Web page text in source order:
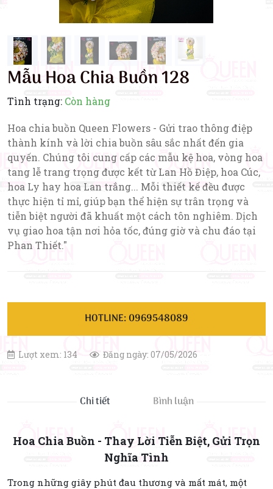
Mẫu Hoa Chia Buồn 128
Tình trạng: Còn hàng
Hoa chia buồn Queen Flowers - Gửi trao thông điệp
thành kính và lời chia buồn sâu sắc nhất đến gia
quyến. Chúng tôi cung cấp các mẫu kệ hoa, vòng hoa
tang lễ trang trọng được kết từ Lan Hồ Điệp, hoa Cúc,
hoa Ly hay hoa Lan trắng... Mỗi thiết kế đều được
thực hiện tỉ mỉ, giúp bạn thể hiện sự trân trọng và
tiễn biệt người đã khuất một cách tôn nghiêm. Dịch
vụ giao hoa tận nơi hỏa tốc, đúng giờ và chu đáo tại
Phan Thiết."
HOTLINE: 0969548089
Lượt xem: 134 Đăng ngày: 07/05/2026
Chi tiết Bình luận
Hoa Chia Buồn - Thay Lời Tiễn Biệt, Gửi Trọn
Nghĩa Tình
Trong những giây phút đau thương và mất mát, một